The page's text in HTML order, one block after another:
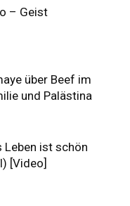
– Geist
über Beef im
und Palästina
Leben ist schön
[Video]